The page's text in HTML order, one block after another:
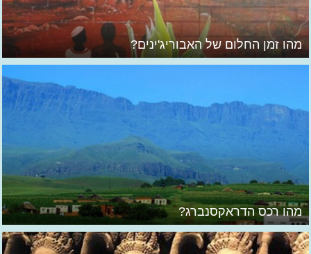
מהו זמן החלום של האבוריג'ינים?
מהו רכס הדראקסנברג?